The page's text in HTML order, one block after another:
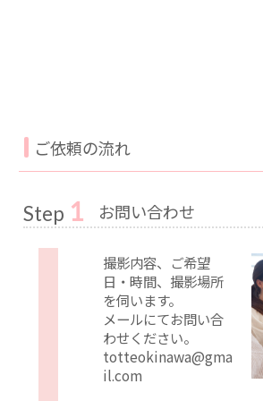
ご依頼の流れ
Step 1 お問い合わせ
撮影内容、ご希望
日・時間、撮影場所
を伺います。
メールにてお問い合
わせください。
totteokinawa@gma
il.com